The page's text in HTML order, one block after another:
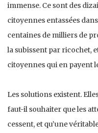
immense. Ce sont des
citoyennes entassées
centaines de milliers de
la subissent par ricochet,
citoyennes qui en payent
Les solutions existent.
faut-il souhaiter que les
cessent, et qu’une